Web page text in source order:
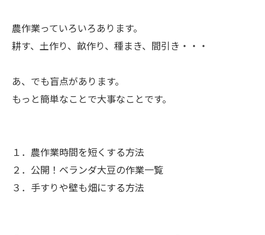
ㅤ農作業っていろいろあります。
耕す、土作り、畝作り、種まき、間引き・・・
ㅤあ、でも盲点があります。
もっと簡単なことで大事なことです。
１．農作業時間を短くする方法
２．公開！ベランダ大豆の作業一覧
３．手すりや壁も畑にする方法